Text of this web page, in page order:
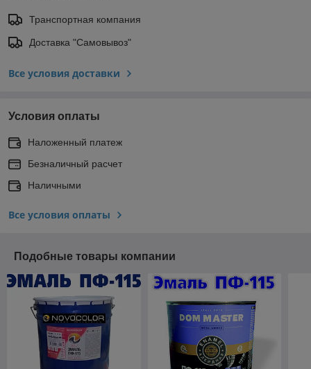
Транспортная компания
Доставка "Самовывоз"
Все условия доставки
Условия оплаты
Наложенный платеж
Безналичный расчет
Наличными
Все условия оплаты
Подобные товары компании